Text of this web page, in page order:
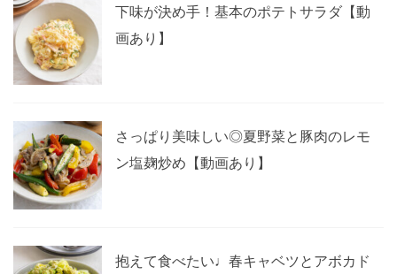
下味が決め手！基本のポテトサラダ【動
画あり】
さっぱり美味しい◎夏野菜と豚肉のレモ
ン塩麹炒め【動画あり】
抱えて食べたい♩春キャベツとアボカド